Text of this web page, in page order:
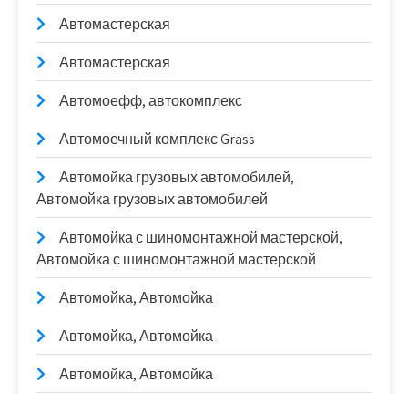
Автомастерская
Автомастерская
Автомоефф, автокомплекс
Автомоечный комплекс Grass
Автомойка грузовых автомобилей,
Автомойка грузовых автомобилей
Автомойка с шиномонтажной мастерской,
Автомойка с шиномонтажной мастерской
Автомойка, Автомойка
Автомойка, Автомойка
Автомойка, Автомойка